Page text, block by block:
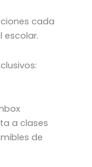
cada
escolar.
a clases
de